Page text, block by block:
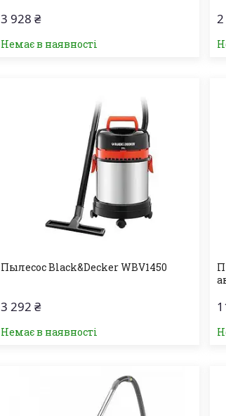
3 928 ₴
Немає в наявності
Пылесос Black&Decker WBV1450
3 292 ₴
Немає в наявності